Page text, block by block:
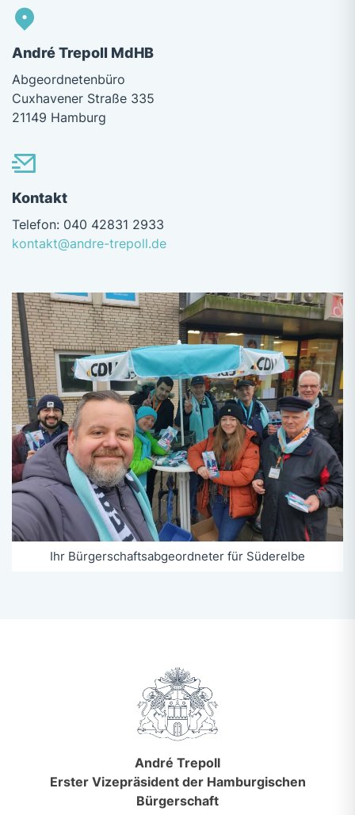
André Trepoll MdHB
Abgeordnetenbüro
Cuxhavener Straße 335
21149 Hamburg
Kontakt
Telefon: 040 42831 2933
kontakt@andre-trepoll.de
Ihr Bürgerschaftsabgeordneter für Süderelbe
André Trepoll
Erster Vizepräsident der Hamburgischen
Bürgerschaft